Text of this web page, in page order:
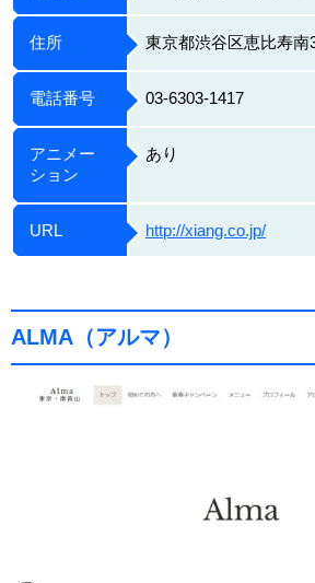
住所 東京都渋谷区恵比寿南
電話番号 03-6303-1417
アニメー
ション
あり
URL http://xiang.co.jp/
ALMA（アルマ）